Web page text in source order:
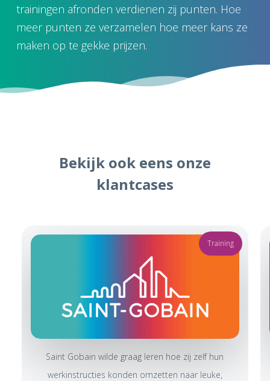
trainingen afronden verdienen zij punten. Hoe
meer punten ze verzamelen hoe meer kans ze
maken op te gekke prijzen.
Bekijk ook eens onze
klantcases
Saint Gobain wilde graag leren hoe zij zelf hun
werkinstructies konden omzetten naar leuke,
Training